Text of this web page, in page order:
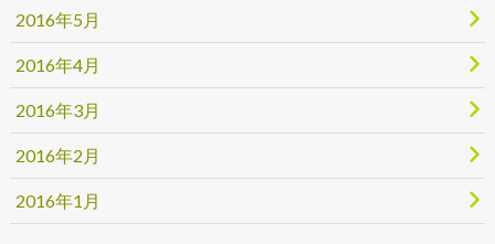
2016年5月
2016年4月
2016年3月
2016年2月
2016年1月